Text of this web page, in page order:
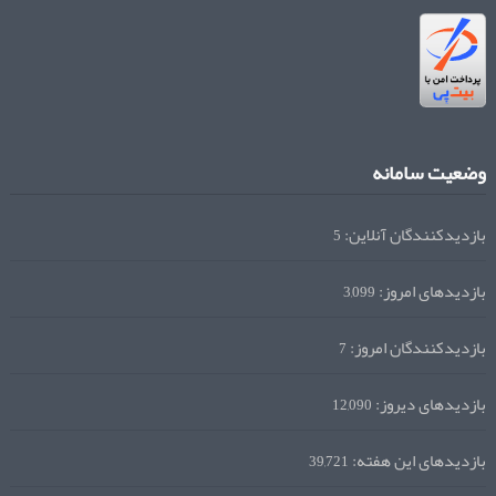
وضعیت سامانه
بازدیدکنندگان آنلاین:5
بازدیدهای امروز:3,099
بازدیدکنندگان امروز:7
بازدیدهای دیروز:12,090
بازدیدهای این هفته:39,721